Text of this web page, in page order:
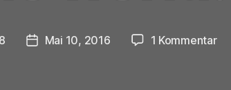
Veröffentlichungsdatum
Mai 10, 2016 1 Kommentarzu